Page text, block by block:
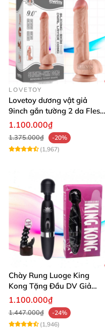
LOVETOY
Lovetoy dương vật giả
9inch gắn tường 2 da Flesh
siêu thực
1.100.000₫
1.375.000₫
-20%
(1,967)
Chày Rung Luoge King
Kong Tặng Đầu DV Giả
Kích Thích Mạnh
1.100.000₫
1.447.000₫
-24%
(1,946)